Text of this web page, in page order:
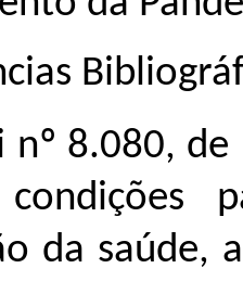
nº 8.080,
da saúde,